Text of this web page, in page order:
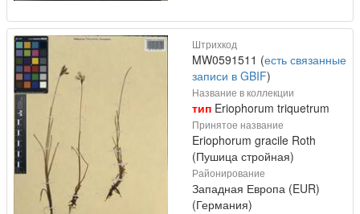
Штрихкод
MW0591511 (есть связанные
записи в GBIF)
Название в коллекции
тип Eriophorum triquetrum
Принятое название
Eriophorum gracile Roth
(Пушица стройная)
Районирование
Западная Европа (EUR)
(Германия)